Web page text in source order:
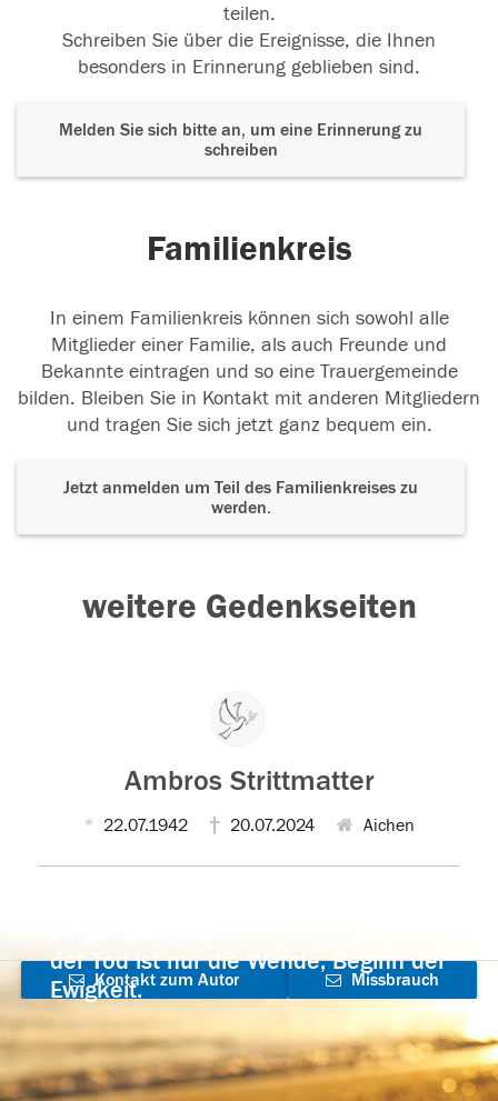
teilen.
Schreiben Sie über die Ereignisse, die Ihnen
besonders in Erinnerung geblieben sind.
Melden Sie sich bitte an, um eine Erinnerung zu
schreiben
Familienkreis
In einem Familienkreis können sich sowohl alle
Mitglieder einer Familie, als auch Freunde und
Bekannte eintragen und so eine Trauergemeinde
bilden. Bleiben Sie in Kontakt mit anderen Mitgliedern
und tragen Sie sich jetzt ganz bequem ein.
Jetzt anmelden um Teil des Familienkreises zu
werden.
weitere Gedenkseiten
Ambros Strittmatter
22.07.1942 20.07.2024 Aichen
der Tod ist nur die Wende, Beginn der
Ewigkeit.
Kontakt zum Autor
aufnehmen
Missbrauch